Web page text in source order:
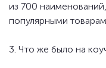
из 700
популярными
3. Что же было на